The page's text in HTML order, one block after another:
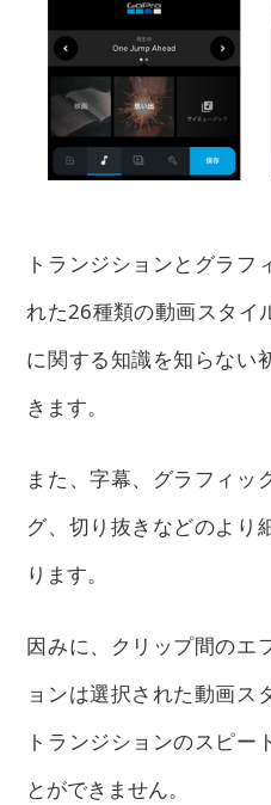
トランジションとグラフ
れた26種類の動画スタイ
に関する知識を知らない
きます。
また、字幕、グラフィッ
グ、切り抜きなどのより
ります。
因みに、クリップ間のエ
ョンは選択された動画ス
トランジションのスピー
とができません。